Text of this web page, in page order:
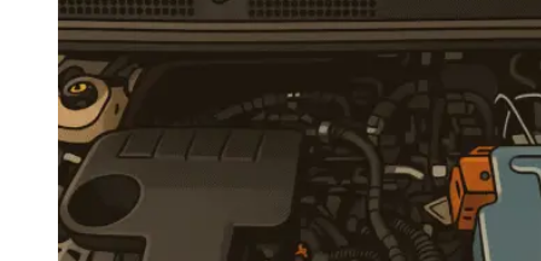
Navigatie Bmw F30
Navigatie Bmw Seria 1 E87
Navigatie Bmw X1
Navigatie BMW X3
Navigatie BMW X3 E83
Navigatie BMW X3 f25
Dacia Logan
Navigație Dacia Logan 1 (2004–2012)
Navigație Dacia Logan 2 (2012–2020)
Navigație Dacia Logan 3 (2020–Prezent)